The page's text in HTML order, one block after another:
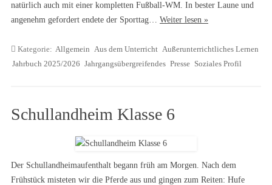
natürlich auch mit einer kompletten Fußball-WM. In bester Laune und
angenehm gefordert endete der Sporttag… Weiter lesen »
Kategorie: Allgemein Aus dem Unterricht Außerunterrichtliches Lernen
Jahrbuch 2025/2026 Jahrgangsübergreifendes Presse Soziales Profil
Schullandheim Klasse 6
Der Schullandheimaufenthalt begann früh am Morgen. Nach dem
Frühstück misteten wir die Pferde aus und gingen zum Reiten: Hufe